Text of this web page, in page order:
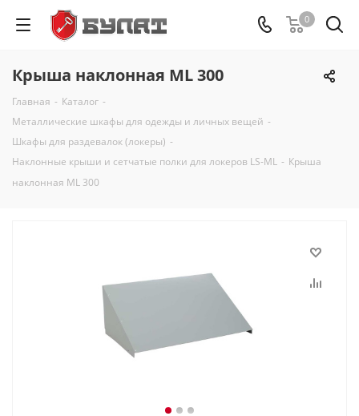
0
Крыша наклонная ML 300
Главная - Каталог -
Металлические шкафы для одежды и личных вещей -
Шкафы для раздевалок (локеры) -
Наклонные крыши и сетчатые полки для локеров LS-ML - Крыша
наклонная ML 300